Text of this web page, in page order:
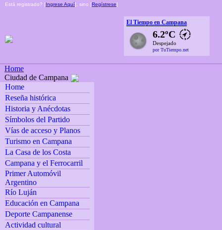
Está registrado? [Ingrese Aquí], sino [Regístrese]
El Tiempo en Campana
6.2ºC
Despejado
por TuTiempo.net
Home
Ciudad de Campana
Home
Reseña histórica
Historia y Anécdotas
Símbolos del Partido
Vías de acceso y Planos
Turismo en Campana
La Casa de los Costa
Campana y el Ferrocarril
Primer Automóvil
Argentino
Río Luján
Educación en Campana
Deporte Campanense
Actividad cultural